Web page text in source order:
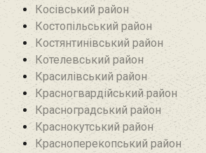
Косівський район
Костопільський район
Костянтинівський район‎
Котелевський район
Красилівський район
Красногвардійський район
Красноградський район
Краснокутський район
Красноперекопський район